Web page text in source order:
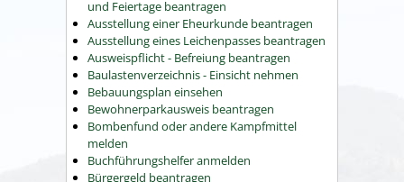
und Feiertage beantragen
Ausstellung einer Eheurkunde beantragen
Ausstellung eines Leichenpasses beantragen
Ausweispflicht - Befreiung beantragen
Baulastenverzeichnis - Einsicht nehmen
Bebauungsplan einsehen
Bewohnerparkausweis beantragen
Bombenfund oder andere Kampfmittel
melden
Buchführungshelfer anmelden
Bürgergeld beantragen